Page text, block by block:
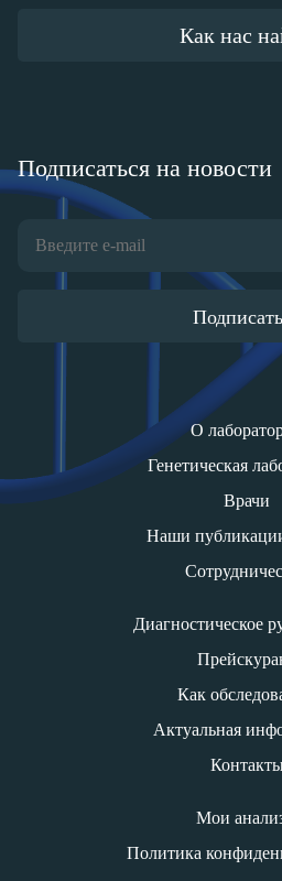
Как нас
Подписаться на новости
О
Генетическая
Врачи
Наши
Диагностическое
Как
Актуальная
Мои
Политика